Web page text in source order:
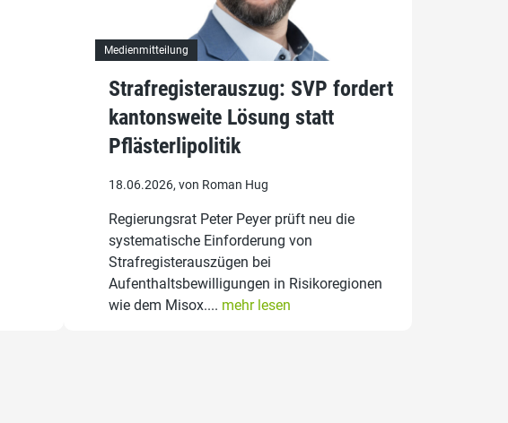
Medienmitteilung
Strafregisterauszug: SVP fordert
kantonsweite Lösung statt
Pflästerlipolitik
18.06.2026, von Roman Hug
Regierungsrat Peter Peyer prüft neu die
systematische Einforderung von
Strafregisterauszügen bei
Aufenthaltsbewilligungen in Risikoregionen
wie dem Misox.... mehr lesen